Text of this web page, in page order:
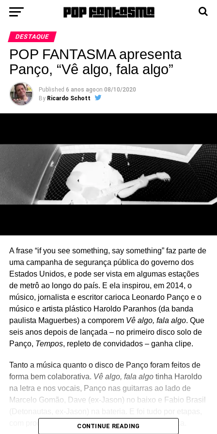
DESTAQUE
POP FANTASMA apresenta
Panço, “Vê algo, fala algo”
Published 6 anos agoon 08/10/2020
By Ricardo Schott
A frase “if you see something, say something” faz parte de
uma campanha de segurança pública do governo dos
Estados Unidos, e pode ser vista em algumas estações
de metrô ao longo do país. E ela inspirou, em 2014, o
músico, jornalista e escritor carioca Leonardo Panço e o
músico e artista plástico Haroldo Paranhos (da banda
paulista Maguerbes) a comporem Vê algo, fala algo. Que
seis anos depois de lançada – no primeiro disco solo de
Panço, Tempos, repleto de convidados – ganha clipe.
Tanto a música quanto o disco de Panço foram feitos de
forma bem colaborativa. Vê algo, fala algotinha Haroldo
na letra e nos vocais, Panço nas guitarras ao lado de
Marcelo Gomão, Dave (ex-Jason) no baixo e Fabio Brasil
com produção de todo mundo que tocou na música.
CONTINUE READING